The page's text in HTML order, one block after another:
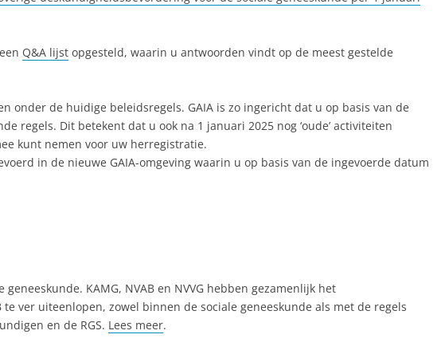
Q&A lijst opgesteld, waarin u antwoorden vindt op de meest gestelde
de huidige beleidsregels. GAIA is zo ingericht dat u op basis van de
regels. Dit betekent dat u ook na 1 januari 2025 nog ‘oude’ activiteiten
kunt nemen voor uw herregistratie.
in de nieuwe GAIA-omgeving waarin u op basis van de ingevoerde datum
KAMG, NVAB en NVVG hebben gezamenlijk het
ver uiteenlopen, zowel binnen de sociale geneeskunde als met de regels
en de RGS. Lees meer.